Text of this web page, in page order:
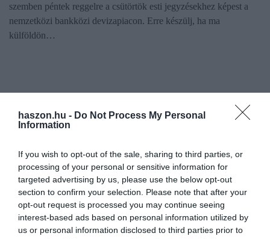
haszon.hu - Do Not Process My Personal
Information
If you wish to opt-out of the sale, sharing to third parties, or
processing of your personal or sensitive information for
targeted advertising by us, please use the below opt-out
section to confirm your selection. Please note that after your
opt-out request is processed you may continue seeing
interest-based ads based on personal information utilized by
us or personal information disclosed to third parties prior to
szemben péntek reggelre a csütörtök esti jegyzésekhez képest a
nemzetközi bankközi devizapiacon. Erre készülj, ha ma
külföldön…